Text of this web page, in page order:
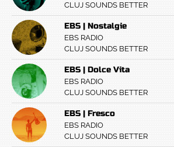
CLUJ SOUNDS BETTER
EBS | Nostalgie
EBS RADIO
CLUJ SOUNDS BETTER
EBS | Dolce Vita
EBS RADIO
CLUJ SOUNDS BETTER
EBS | Fresco
EBS RADIO
CLUJ SOUNDS BETTER